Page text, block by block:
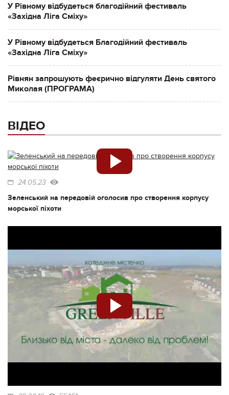
У Рівному відбудеться благодійний фестиваль
«Західна Ліга Сміху»
У Рівному відбудеться Благодійний фестиваль
«Західна Ліга Сміху»
Рівнян запрошують феєрично відгуляти День святого
Миколая (ПРОГРАМА)
ВІДЕО
24.05.23
Зеленський на передовій оголосив про створення корпусу
морської піхоти